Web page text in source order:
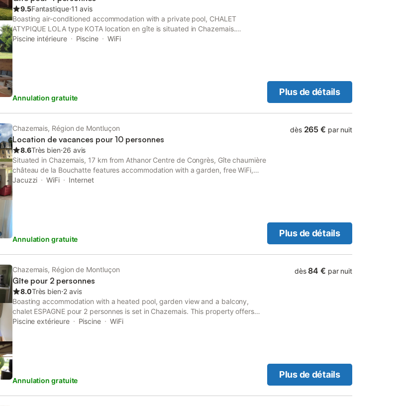
plusieurs sites d'intérêt. Explorez le charmant village de Chazemais ou partez à
l'aventure sur les sentiers de randonnée environnants. Les amateurs de sports
peuvent profiter des installations de volley-ball et de tennis à proximité. Ne
manquez pas les marchés locaux pour découvrir des produits ré
9.5Fantastique⋅11 avis
Boasting air-conditioned accommodation with a private pool, CHALET
ATYPIQUE LOLA type KOTA location en gîte is situated in Chazemais.
Featuring full-day security, this property also provides guests with a picnic
Piscine intérieure Piscine WiFi
Annulation gratuite
Plus de détails
Chazemais, Région de Montluçon
Location de vacances pour 10 personnes
8.6Très bien⋅26 avis
Situated in Chazemais, 17 km from Athanor Centre de Congrès, Gîte chaumière
château de la Bouchatte features accommodation with a garden, free WiFi,
full-day security, and a concierge service.
Jacuzzi WiFi Internet
Annulation gratuite
dès 265 € par nuit
Plus de détails
Chazemais, Région de Montluçon
Gîte pour 2 personnes
8.0Très bien⋅2 avis
Boasting accommodation with a heated pool, garden view and a balcony,
chalet ESPAGNE pour 2 personnes is set in Chazemais. This property offers
access to a terrace, table tennis, free private parking and free WiFi.
Piscine extérieure Piscine WiFi
Annulation gratuite
dès 84 € par nuit
Plus de détails